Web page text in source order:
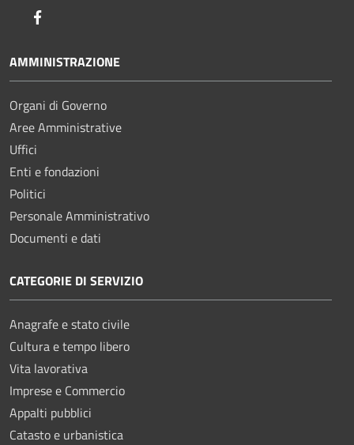
AMMINISTRAZIONE
Organi di Governo
Aree Amministrative
Uffici
Enti e fondazioni
Politici
Personale Amministrativo
Documenti e dati
CATEGORIE DI SERVIZIO
Anagrafe e stato civile
Cultura e tempo libero
Vita lavorativa
Imprese e Commercio
Appalti pubblici
Catasto e urbanistica